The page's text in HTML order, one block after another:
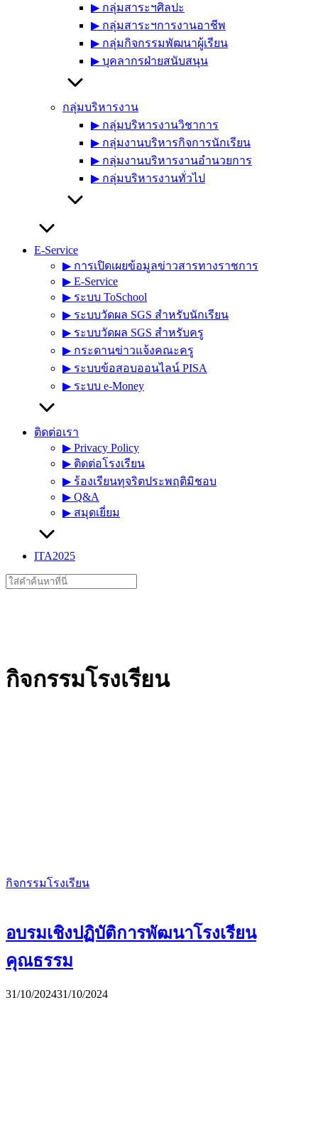
▶︎ กลุ่มสาระฯศิลปะ
▶︎ กลุ่มสาระฯการงานอาชีพ
▶︎ กลุ่มกิจกรรมพัฒนาผู้เรียน
▶︎ บุคลากรฝ่ายสนับสนุน
กลุ่มบริหารงาน
▶︎ กลุ่มบริหารงานวิชาการ
▶︎ กลุ่มงานบริหารกิจการนักเรียน
▶︎ กลุ่มงานบริหารงานอำนวยการ
▶︎ กลุ่มบริหารงานทั่วไป
E-Service
▶︎ การเปิดเผยข้อมูลข่าวสารทางราชการ
▶︎ E-Service
▶︎ ระบบ ToSchool
▶︎ ระบบวัดผล SGS สำหรับนักเรียน
▶︎ ระบบวัดผล SGS สำหรับครู
▶︎ กระดานข่าวแจ้งคณะครู
▶︎ ระบบข้อสอบออนไลน์ PISA
▶︎ ระบบ e-Money
ติดต่อเรา
▶︎ Privacy Policy
▶︎ ติดต่อโรงเรียน
▶︎ ร้องเรียนทุจริตประพฤติมิชอบ
▶︎ Q&A
▶︎ สมุดเยี่ยม
ITA2025
Search
for:
กิจกรรมโรงเรียน
กิจกรรมโรงเรียน
อบรมเชิงปฏิบัติการพัฒนาโรงเรียน
คุณธรรม
31/10/202431/10/2024